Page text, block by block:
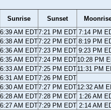
Sunrise Sunset
6:39 AM EDT7:21 PM EDT 7:14 PM
6:38 AM EDT7:22 PM EDT 8:19 PM
6:36 AM EDT7:23 PM EDT 9:23 PM
6:35 AM EDT7:24 PM EDT10:28 PM
6:33 AM EDT7:25 PM EDT11:31 PM
6:31 AM EDT7:26 PM EDT
6:30 AM EDT7:27 PM EDT12:32 AM
6:28 AM EDT7:28 PM EDT 1:26 AM
6:27 AM EDT7:29 PM EDT 2:14 AM